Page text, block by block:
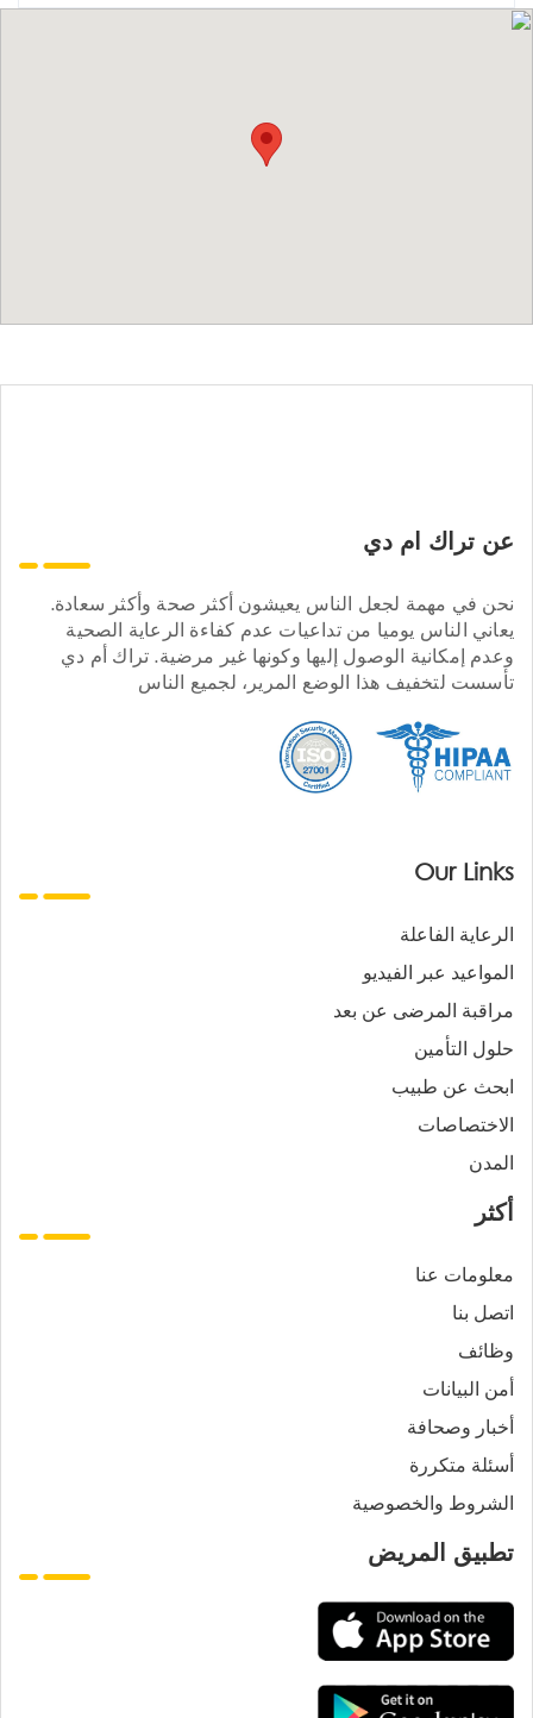
عن تراك ام دي
نحن في مهمة لجعل الناس يعيشون أكثر صحة وأكثر سعادة.
يعاني الناس يوميا من تداعيات عدم كفاءة الرعاية الصحية
وعدم إمكانية الوصول إليها وكونها غير مرضية. تراك أم دي
تأسست لتخفيف هذا الوضع المرير، لجميع الناس
Our Links
الرعاية الفاعلة
المواعيد عبر الفيديو
مراقبة المرضى عن بعد
حلول التأمين
ابحث عن طبيب
الاختصاصات
المدن
أكثر
معلومات عنا
اتصل بنا
وظائف
أمن البيانات
أخبار وصحافة
أسئلة متكررة
الشروط والخصوصية
تطبيق المريض